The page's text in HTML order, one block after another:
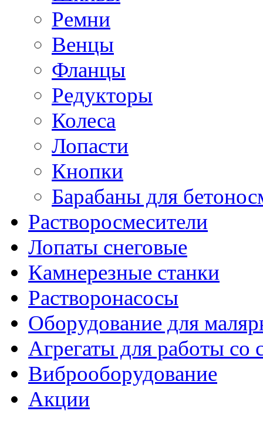
Ремни
Венцы
Фланцы
Редукторы
Колеса
Лопасти
Кнопки
Барабаны для
Растворосмесители
Лопаты снеговые
Камнерезные станки
Растворонасосы
Оборудование для
Агрегаты для работы со
Виброоборудование
Акции